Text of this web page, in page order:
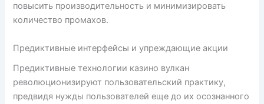
повысить производительность и минимизировать
количество промахов.
Предиктивные интерфейсы и упреждающие акции
Предиктивные технологии казино вулкан
революционизируют пользовательский практику,
предвидя нужды пользователей еще до их осознанного